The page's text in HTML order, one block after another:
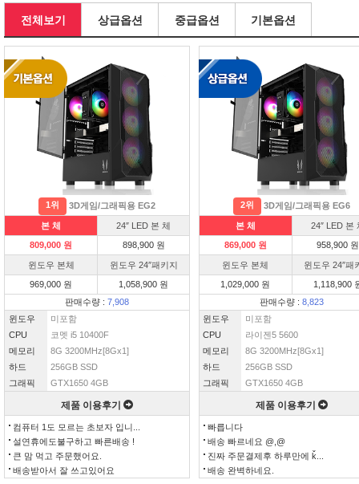
전체보기 상급옵션 중급옵션 기본옵션
1위 3D게임/그래픽용 EG2
본 체
24″ LED 본 체
809,000 원
898,900 원
윈도우 본체
윈도우 24″패키지
969,000 원
1,058,900 원
판매수량 : 7,908
윈도우
미포함
CPU
코멧 i5 10400F
메모리
8G 3200MHz[8Gx1]
하드
256GB SSD
그래픽
GTX1650 4GB
제품 이용후기
컴퓨터 1도 모르는 초보자 입니...
설연휴에도불구하고 빠른배송 !
큰 맘 먹고 주문했어요.
배송받아서 잘 쓰고있어요
2위 3D게임/그래픽용 EG6
본 체
24″ LED 본
869,000 원
958,900 원
윈도우 본체
윈도우 24″패
1,029,000 원
1,118,900
판매수량 : 8,823
윈도우
미포함
CPU
라이젠5 5600
메모리
8G 3200MHz[8Gx1]
하드
256GB SSD
그래픽
GTX1650 4GB
제품 이용후기
빠릅니다
배송 빠르네요 @,@
진짜 주문결제후 하루만에 ǩ...
배송 완벽하네요.